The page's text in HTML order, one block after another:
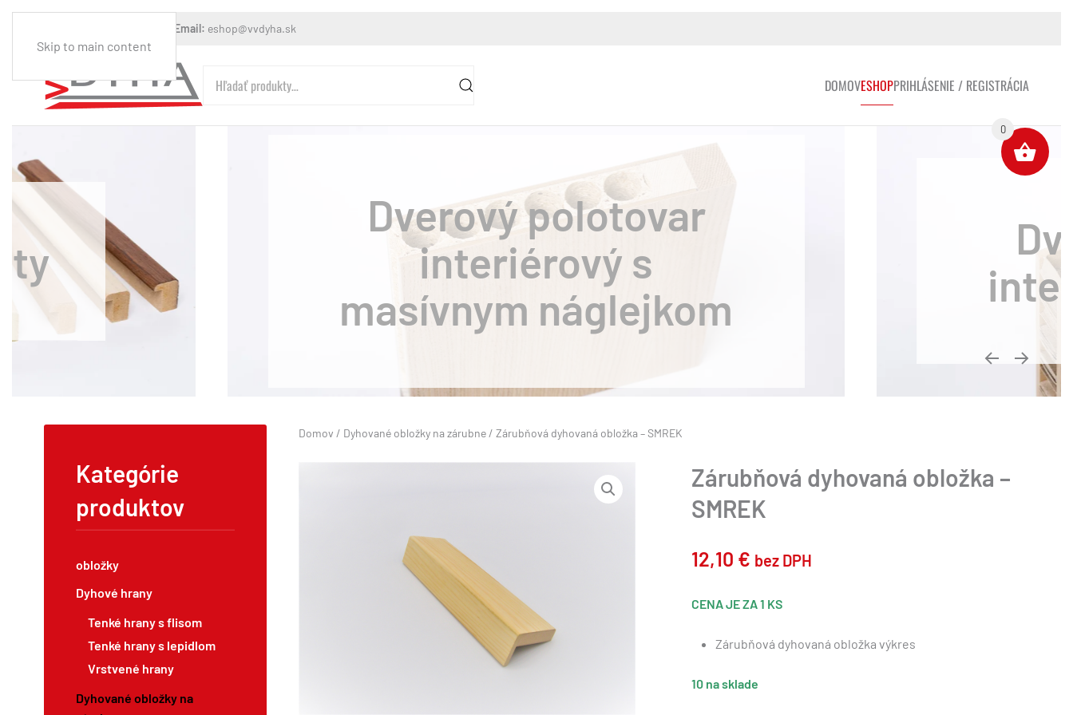
Skip to main content
Email: eshop@vvdyha.sk
DOMOVESHOPPRIHLÁSENIE / REGISTRÁCIA
polotovar
s
náglejkom
Dverový polotovar
interiérový voštinový
Domov / Dyhované obložky na zárubne/ Zárubňová dyhovaná obložka – SMREK
Zárubňová dyhovaná obložka –
SMREK
12,10 € bez DPH
CENA JE ZA 1 KS
Zárubňová dyhovaná obložka výkres
10 na sklade
Kategórie
produktov
obložky
Dyhové hrany
Tenké hrany s flisom
Tenké hrany s lepidlom
Vrstvené hrany
Dyhované obložky na
0